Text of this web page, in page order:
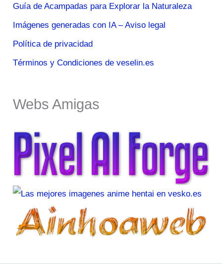
Guía de Acampadas para Explorar la Naturaleza
Imágenes generadas con IA – Aviso legal
Política de privacidad
Términos y Condiciones de veselin.es
Webs Amigas